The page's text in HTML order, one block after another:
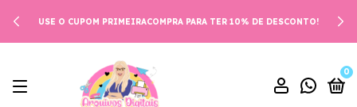
USE O CUPOM PRIMEIRACOMPRA PARA TER 10% DE DESCONTO!
0